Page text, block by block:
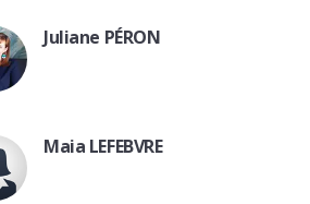
Juliane PÉRON
Maia LEFEBVRE